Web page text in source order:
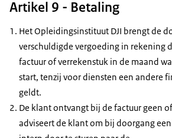
Artikel 9 - Betaling
Het Opleidingsinstituut DJI brengt de
verschuldigde vergoeding in rekening
factuur of verrekenstuk in de maand
start, tenzij voor diensten een andere
geldt.
De klant ontvangt bij de factuur geen
adviseert de klant om bij doorgang